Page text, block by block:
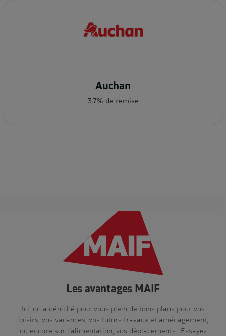
Auchan
3.7% de remise
Les avantages MAIF
Ici, on a déniché pour vous plein de bons plans pour vos
loisirs, vos vacances, vos futurs travaux et aménagement,
ou encore sur l’alimentation, vos déplacements…Essayez